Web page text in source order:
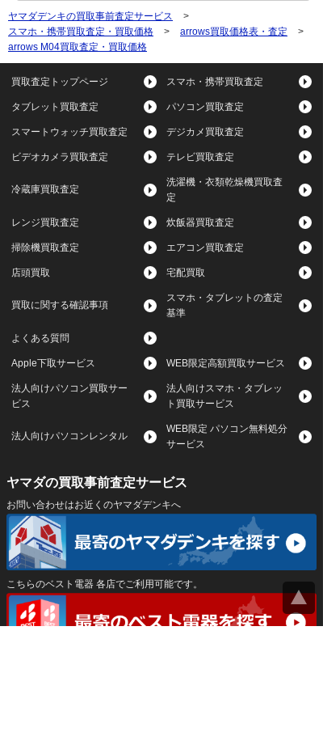
ヤマダデンキの買取事前査定サービス
>
スマホ・携帯買取査定・買取価格
> arrows買取価格表・査定
>
arrows M04買取査定・買取価格
買取査定トップページ スマホ・携帯買取査定
タブレット買取査定 パソコン買取査定
スマートウォッチ買取査定 デジカメ買取査定
ビデオカメラ買取査定 テレビ買取査定
冷蔵庫買取査定
洗濯機・衣類乾燥機買取査
定
レンジ買取査定 炊飯器買取査定
掃除機買取査定 エアコン買取査定
店頭買取 宅配買取
買取に関する確認事項
スマホ・タブレットの査定
基準
よくある質問
Apple下取サービス WEB限定高額買取サービス
法人向けパソコン買取サー
ビス
法人向けスマホ・タブレッ
ト買取サービス
法人向けパソコンレンタル
WEB限定 パソコン無料処分
サービス
ヤマダの買取事前査定サービス
お問い合わせはお近くのヤマダデンキへ
こちらのベスト電器 各店でご利用可能です。